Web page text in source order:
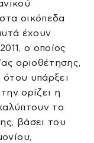
οικόπεδα
έχουν
ο οποίος
οριοθέτησης,
ότου υπάρξει
ορίζει η
το
βάσει του